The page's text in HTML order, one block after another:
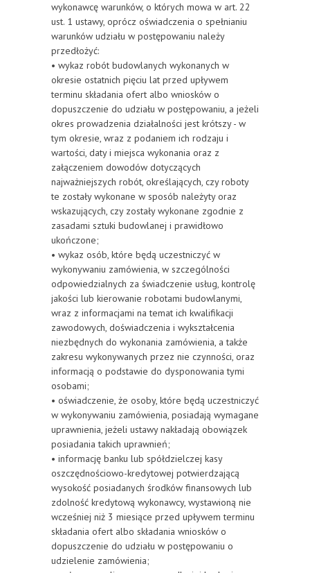
wykonawcę warunków, o których mowa w art. 22
ust. 1 ustawy, oprócz oświadczenia o spełnianiu
warunków udziału w postępowaniu należy
przedłożyć:
• wykaz robót budowlanych wykonanych w
okresie ostatnich pięciu lat przed upływem
terminu składania ofert albo wniosków o
dopuszczenie do udziału w postępowaniu, a jeżeli
okres prowadzenia działalności jest krótszy - w
tym okresie, wraz z podaniem ich rodzaju i
wartości, daty i miejsca wykonania oraz z
załączeniem dowodów dotyczących
najważniejszych robót, określających, czy roboty
te zostały wykonane w sposób należyty oraz
wskazujących, czy zostały wykonane zgodnie z
zasadami sztuki budowlanej i prawidłowo
ukończone;
• wykaz osób, które będą uczestniczyć w
wykonywaniu zamówienia, w szczególności
odpowiedzialnych za świadczenie usług, kontrolę
jakości lub kierowanie robotami budowlanymi,
wraz z informacjami na temat ich kwalifikacji
zawodowych, doświadczenia i wykształcenia
niezbędnych do wykonania zamówienia, a także
zakresu wykonywanych przez nie czynności, oraz
informacją o podstawie do dysponowania tymi
osobami;
• oświadczenie, że osoby, które będą uczestniczyć
w wykonywaniu zamówienia, posiadają wymagane
uprawnienia, jeżeli ustawy nakładają obowiązek
posiadania takich uprawnień;
• informację banku lub spółdzielczej kasy
oszczędnościowo-kredytowej potwierdzającą
wysokość posiadanych środków finansowych lub
zdolność kredytową wykonawcy, wystawioną nie
wcześniej niż 3 miesiące przed upływem terminu
składania ofert albo składania wniosków o
dopuszczenie do udziału w postępowaniu o
udzielenie zamówienia;